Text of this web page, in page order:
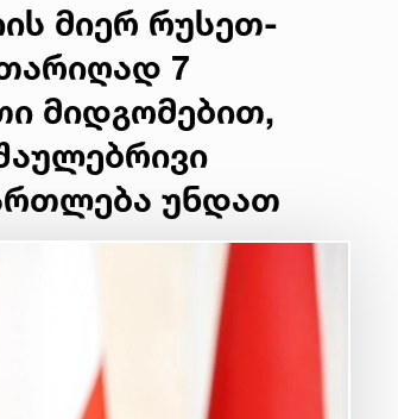
მიერ რუსეთ-
7
მიდგომებით,
უნდათ